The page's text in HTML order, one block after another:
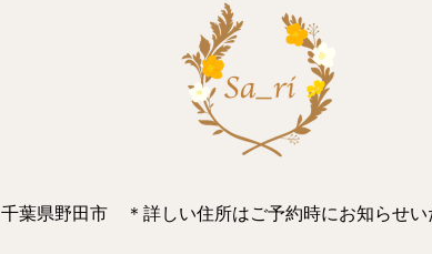
千葉県野田市 ＊詳しい住所はご予約時にお知らせい